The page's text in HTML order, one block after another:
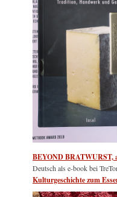
BEYOND BRATWURST,
Deutsch als e-book bei
Kulturgeschichte zum